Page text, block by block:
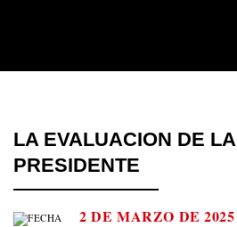
LA EVALUACION DE
PRESIDENTE
2 DE MARZO DE 2025